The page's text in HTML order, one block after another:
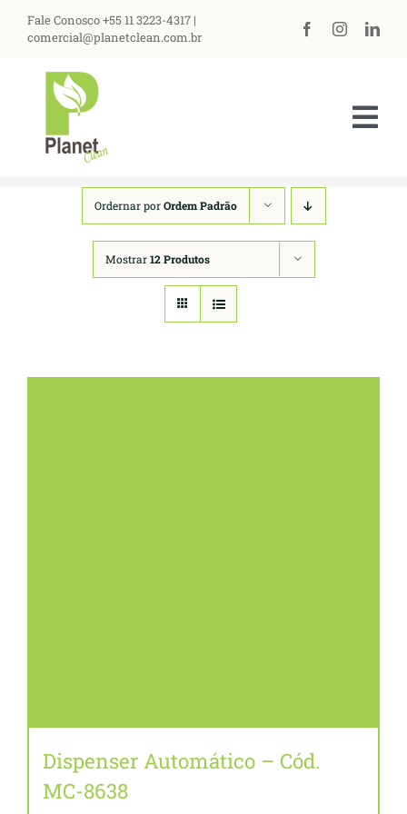
para
conteúdo
Fale Conosco +55 11 3223-4317 |
comercial@planetclean.com.br
HOME
NOSSA EMPRESA
PRODUTOS
ASSISTÊNCIA TÉCNICA
Ordernar porOrdem Padrão
Mostrar12 Produtos
Dispenser Automático – Cód.
MC-8638